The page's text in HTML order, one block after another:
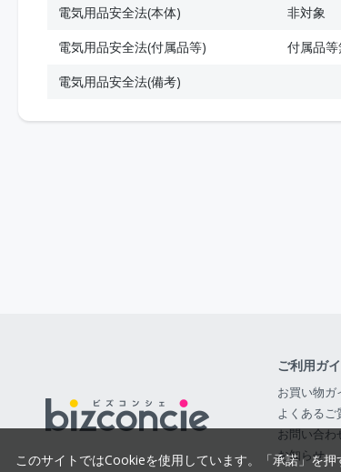
電気用品安全法(本体)
非対象
電気用品安全法(付属品等)
付属品等
電気用品安全法(備考)
ご利用ガ
お買い物ガ
よくあるご
お問い合わ
お知らせ
このサイトではCookieを使用しています。「承諾」を